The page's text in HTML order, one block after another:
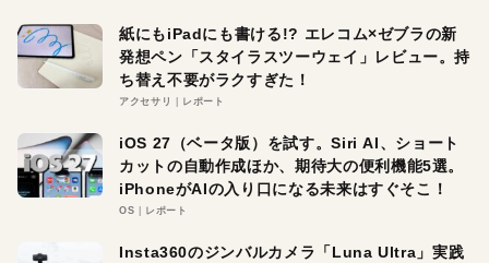
紙にもiPadにも書ける!? エレコム×ゼブラの新
発想ペン「スタイラスツーウェイ」レビュー。持
ち替え不要がラクすぎた！
アクセサリ レポート
iOS 27（ベータ版）を試す。Siri AI、ショート
カットの自動作成ほか、期待大の便利機能5選。
iPhoneがAIの入り口になる未来はすぐそこ！
OS レポート
Insta360のジンバルカメラ「Luna Ultra」実践